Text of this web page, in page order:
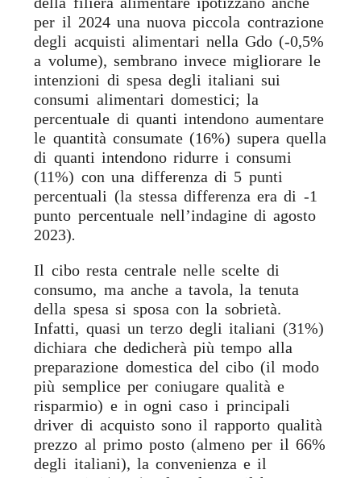
per il 2024 una nuova piccola contrazione
degli acquisti alimentari nella Gdo (-0,5%
a volume), sembrano invece migliorare le
intenzioni di spesa degli italiani sui
consumi alimentari domestici; la
percentuale di quanti intendono aumentare
le quantità consumate (16%) supera quella
di quanti intendono ridurre i consumi
(11%) con una differenza di 5 punti
percentuali (la stessa differenza era di -1
punto percentuale nell’indagine di agosto
2023).
Il cibo resta centrale nelle scelte di
consumo, ma anche a tavola, la tenuta
della spesa si sposa con la sobrietà.
Infatti, quasi un terzo degli italiani (31%)
dichiara che dedicherà più tempo alla
preparazione domestica del cibo (il modo
più semplice per coniugare qualità e
risparmio) e in ogni caso i principali
driver di acquisto sono il rapporto qualità
prezzo al primo posto (almeno per il 66%
degli italiani), la convenienza e il